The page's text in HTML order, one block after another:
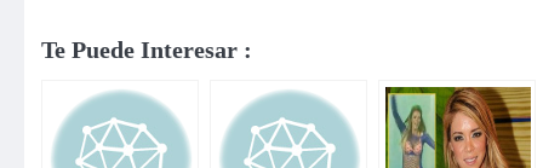
Te Puede Interesar :